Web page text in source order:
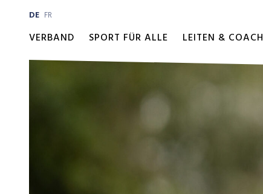
DE FR
VERBAND SPORT FÜR ALLE LEITEN &